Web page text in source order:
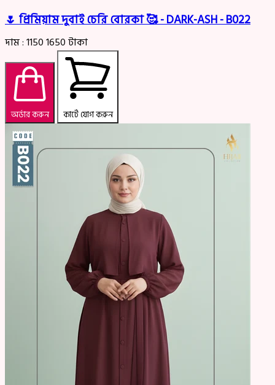
🌷 প্রিমিয়াম দুবাই চেরি বোরকা 🥰 - DARK-ASH - B022
দাম :11501650টাকা
অর্ডার করুন কার্টে যোগ করুন